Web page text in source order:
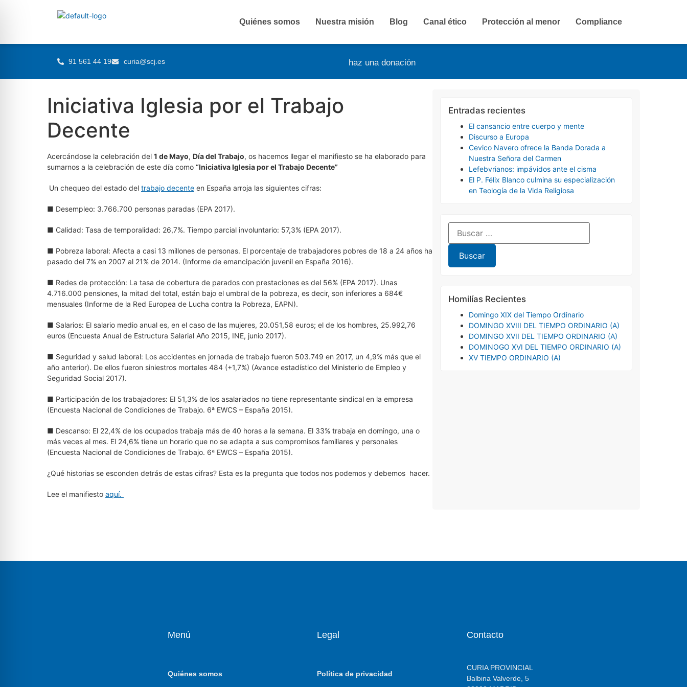
91 561 44 19 curia@scj.es haz una donación
Quiénes somos Nuestra misión Blog Canal ético Protección al menor Compliance
Iniciativa Iglesia por el Trabajo
Decente
Acercándose la celebración del 1 de Mayo, Día del Trabajo, os hacemos llegar el manifiesto se ha elaborado para
sumarnos a la celebración de este día como “Iniciativa Iglesia por el Trabajo Decente”
Un chequeo del estado del trabajo decente en España arroja las siguientes cifras:
■ Desempleo: 3.766.700 personas paradas (EPA 2017).
■ Calidad: Tasa de temporalidad: 26,7%. Tiempo parcial involuntario: 57,3% (EPA 2017).
■ Pobreza laboral: Afecta a casi 13 millones de personas. El porcentaje de trabajadores pobres de 18 a 24 años ha
pasado del 7% en 2007 al 21% de 2014. (Informe de emancipación juvenil en España 2016).
■ Redes de protección: La tasa de cobertura de parados con prestaciones es del 56% (EPA 2017). Unas
4.716.000 pensiones, la mitad del total, están bajo el umbral de la pobreza, es decir, son inferiores a 684€
mensuales (Informe de la Red Europea de Lucha contra la Pobreza, EAPN).
■ Salarios: El salario medio anual es, en el caso de las mujeres, 20.051,58 euros; el de los hombres, 25.992,76
euros (Encuesta Anual de Estructura Salarial Año 2015, INE, junio 2017).
■ Seguridad y salud laboral: Los accidentes en jornada de trabajo fueron 503.749 en 2017, un 4,9% más que el
año anterior). De ellos fueron siniestros mortales 484 (+1,7%) (Avance estadístico del Ministerio de Empleo y
Seguridad Social 2017).
■ Participación de los trabajadores: El 51,3% de los asalariados no tiene representante sindical en la empresa
(Encuesta Nacional de Condiciones de Trabajo. 6ª EWCS – España 2015).
■ Descanso: El 22,4% de los ocupados trabaja más de 40 horas a la semana. El 33% trabaja en domingo, una o
más veces al mes. El 24,6% tiene un horario que no se adapta a sus compromisos familiares y personales
(Encuesta Nacional de Condiciones de Trabajo. 6ª EWCS – España 2015).
¿Qué historias se esconden detrás de estas cifras? Esta es la pregunta que todos nos podemos y debemos hacer.
Lee el manifiesto aquí.
Entradas recientes
El cansancio entre cuerpo y mente
Discurso a Europa
Cevico Navero ofrece la Banda Dorada a
Nuestra Señora del Carmen
Lefebvrianos: impávidos ante el cisma
El P. Félix Blanco culmina su especialización
en Teología de la Vida Religiosa
Homilías Recientes
Domingo XIX del Tiempo Ordinario
DOMINGO XVIII DEL TIEMPO ORDINARIO (A)
DOMINGO XVII DEL TIEMPO ORDINARIO (A)
DOMINOGO XVI DEL TIEMPO ORDINARIO (A)
XV TIEMPO ORDINARIO (A)
Menú
Quiénes somos
Legal
Política de privacidad
Contacto
CURIA PROVINCIAL
Balbina Valverde, 5